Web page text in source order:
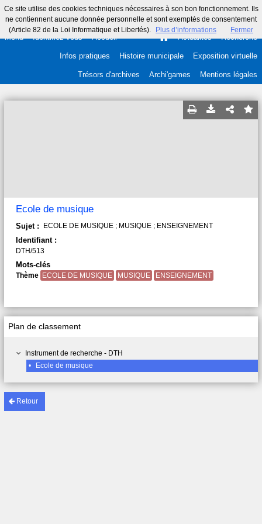
Ce site utilise des cookies techniques nécessaires à son bon fonctionnement. Ils
ne contiennent aucune donnée personnelle et sont exemptés de consentement
(Article 82 de la Loi Informatique et Libertés).
Plus d’informations Fermer
Menu Identifiez-vous Accueil Actualités Recherche
Infos pratiques Histoire municipale Exposition virtuelle
Trésors d'archives Archi'games Mentions légales
Retour
Plan de classement
Instrument de recherche - DTH
•
Ecole de musique
Ecole de musique
Sujet : ECOLE DE MUSIQUE ; MUSIQUE ; ENSEIGNEMENT
Identifiant :
DTH/513
Mots-clés
Thème ECOLE DE MUSIQUE MUSIQUE ENSEIGNEMENT